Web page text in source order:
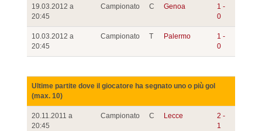
19.03.2012 a
20:45
Campionato C Genoa
1 -
0
10.03.2012 a
20:45
Campionato T Palermo
1 -
0
Ultime partite dove il giocatore ha segnato uno o più gol
(max. 10)
20.11.2011 a
20:45
Campionato C Lecce
2 -
1